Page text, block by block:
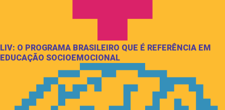
LIV: O PROGRAMA BRASILEIRO QUE É REFERÊNCIA EM
EDUCAÇÃO SOCIOEMOCIONAL